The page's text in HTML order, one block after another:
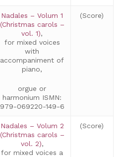
Nadales – Volum 1
(Christmas carols –
vol. 1),
for mixed voices
with
accompaniment of
piano,
orgue or
harmonium ISMN:
979-069220-149-6
(Score)
Nadales – Volum 2
(Christmas carols –
vol. 2),
for mixed voices a
(Score)